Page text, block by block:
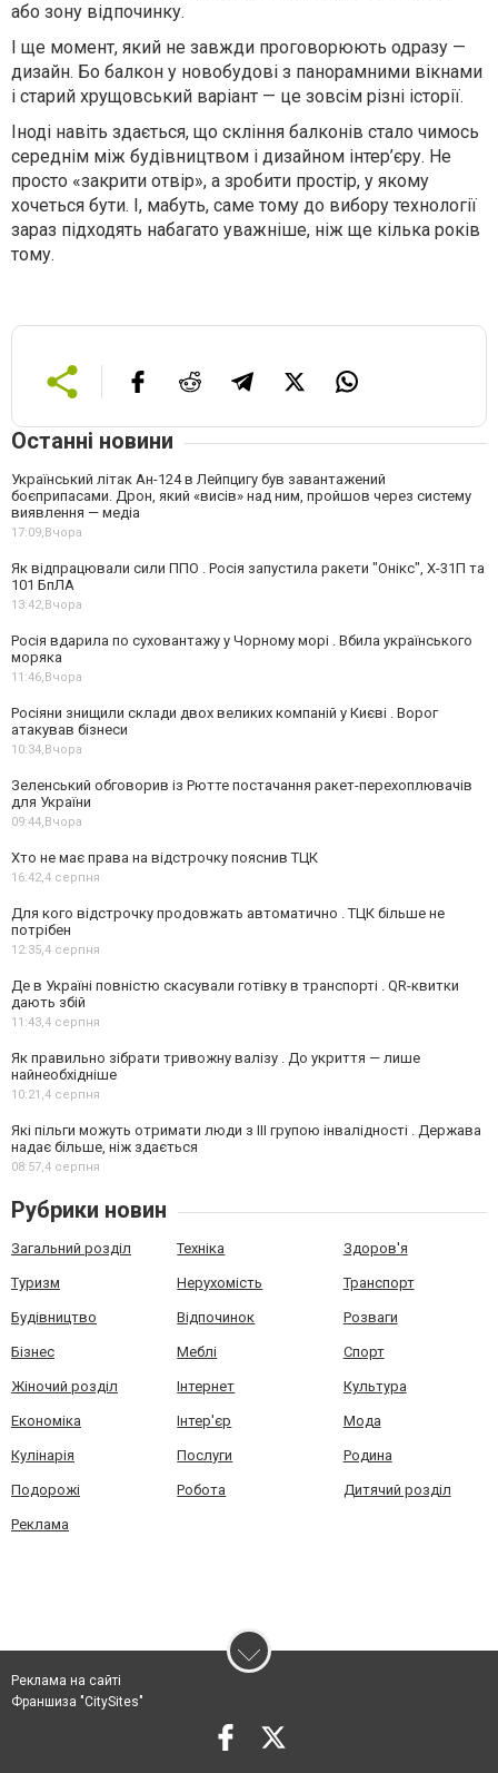
або зону відпочинку.
І ще момент, який не завжди проговорюють одразу —
дизайн. Бо балкон у новобудові з панорамними вікнами
і старий хрущовський варіант — це зовсім різні історії.
Іноді навіть здається, що скління балконів стало чимось
середнім між будівництвом і дизайном інтер’єру. Не
просто «закрити отвір», а зробити простір, у якому
хочеться бути. І, мабуть, саме тому до вибору технології
зараз підходять набагато уважніше, ніж ще кілька років
тому.
Останні новини
Український літак Ан-124 в Лейпцигу був завантажений
боєприпасами. Дрон, який «висів» над ним, пройшов через систему
виявлення — медіа
17:09, Вчора
Як відпрацювали сили ППО . Росія запустила ракети "Онікс", Х-31П та
101 БпЛА
13:42, Вчора
Росія вдарила по суховантажу у Чорному морі . Вбила українського
моряка
11:46, Вчора
Росіяни знищили склади двох великих компаній у Києві . Ворог
атакував бізнеси
10:34, Вчора
Зеленський обговорив із Рютте постачання ракет-перехоплювачів
для України
09:44, Вчора
Хто не має права на відстрочку пояснив ТЦК
16:42,4 серпня
Для кого відстрочку продовжать автоматично . ТЦК більше не
потрібен
12:35,4 серпня
Де в Україні повністю скасували готівку в транспорті . QR-квитки
дають збій
11:43,4 серпня
Як правильно зібрати тривожну валізу . До укриття — лише
найнеобхідніше
10:21,4 серпня
Які пільги можуть отримати люди з III групою інвалідності . Держава
надає більше, ніж здається
08:57,4 серпня
Рубрики новин
Загальний розділ Техніка Здоров'я
Туризм Нерухомість Транспорт
Будівництво Відпочинок Розваги
Бізнес Меблі Спорт
Жіночий розділ Інтернет Культура
Економіка Інтер'єр Мода
Кулінарія Послуги Родина
Подорожі Робота Дитячий розділ
Реклама
Реклама на сайті
Франшиза "CitySites"